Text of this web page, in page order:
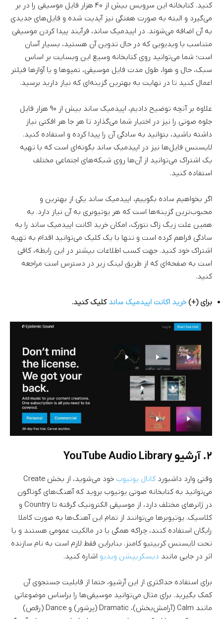
کنید. کتابخانه این سرویس بیش از ۴۰ هزار فایل موسیقی را در بر
می‌گیرد و البته به صورت هفتگی نیز آپدیت شده و فایل‌های جدیدی
به آن اضافه می‌شوند. در اپیدمیک ساند، فرآیند پیدا کردن موسیقی
متناسب با ویدیویی که در حال تدوین آن هستید، بسیار آسان
است؛ شما می‌توانید روی کتابخانه وسیع این وبسایت بر اساس
سبک، حال و هوا، طول مدت فایل موسیقی، تمپوها و یا آوازها فیلتر
اعمال کنید تا در نهایت به بهترین گزینه‌ای که نیاز دارید برسید.
علاوه بر آنچه توضیح دادیم، اپیدمیک ساند بیش از ۹۰ هزار فایل
جلوه صوتی را نیز در اختیار شما می‌گذارد تا هر جا هر افکتی نیاز
داشته باشید، بتوانید به سادگی آن را پیدا کرده و استفاده کنید.
لایسنس فایل‌ها نیز در اپیدمیک ساند بگونه‌ای است که با تهیه
یک اشتراک می‌توانید از آن‌ها روی شبکه‌های اجتماعی مختلف
استفاده کنید.
اگر بخواهیم ساده بگوییم،‌ اپیدمیک ساند یکی از بهترین و
محبوب‌ترین گزینه‌ها است که هر یوتیوبری به آن نیاز دارد. به
همین علت زیگ زاگ نتورک، امکان خرید اکانت اپیدمیک ساند را به
سادگی فراهم کرده است و تنها با یک کلیک می‌توانید اقدام به تهیه
اشتراک خود کنید. جهت کسب اطلاعات بیشتر در این رابطه، کافی
است به صفحه‌ای که از طریق لینک زیر در دسترس است مراجعه
کنید.
برای (+)خرید اکانت اپیدمیک ساند کلیک کنید.
۲. آرشیو YouTube Audio Library
وقتی وارد داشبورد کانال یوتیوب
خود می‌شوید، از بخش Create
می‌توانید به کتابخانه صوتی یوتیوب بروید که آهنگ‌های گوناگون
در ژانر‌های مختلف دارد، از موسیقی الکترونیک گرفته تا Country و
کلاسیک. یوتیوبرها می‌توانند از تمام این آهنگ‌ها به صورت کاملا
رایگان استفاده کنند، چراکه همگی یا در مالکیت عمومی هستند و یا
تحت لایسنس کرییتیو کامنز. بنابراین فقط لازم است به نام سازنده
اثر در جایی مانند دیسکریپشن ویدیو اشاره کنید.
برای استفاده حداکثری از این آرشیو، حتما از قابلیت جستجوی آن
کمک بگیرید. برای مثال می‌توانید موسیقی‌ها را براساس موضوعاتی
مانند Calm (آرامش‌بخش)، Dramatic (پرشور) و Dance (رقص)